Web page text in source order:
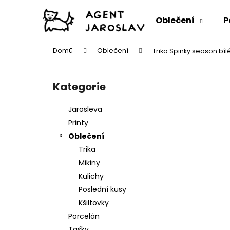
Oblečení
Domů Oblečení Triko Spinky season
Přeskočit
kategorie
Kategorie
Jarosleva
Printy
Oblečení
Trika
Mikiny
Kulichy
Poslední kusy
Kšiltovky
Porcelán
Zpět
obchodu
Zpět
obchodu